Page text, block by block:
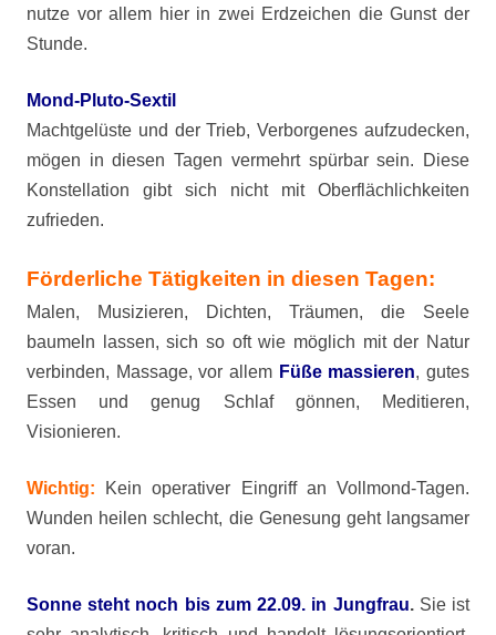
nutze vor allem hier in zwei Erdzeichen die Gunst der
Stunde.
Mond-Pluto-Sextil
Machtgelüste und der Trieb, Verborgenes aufzudecken,
mögen in diesen Tagen vermehrt spürbar sein. Diese
Konstellation gibt sich nicht mit Oberflächlichkeiten
zufrieden.
Förderliche Tätigkeiten in diesen Tagen:
Malen, Musizieren, Dichten, Träumen, die Seele
baumeln lassen, sich so oft wie möglich mit der Natur
verbinden, Massage, vor allem Füße massieren, gutes
Essen und genug Schlaf gönnen, Meditieren,
Visionieren.
Wichtig: Kein operativer Eingriff an Vollmond-Tagen.
Wunden heilen schlecht, die Genesung geht langsamer
voran.
Sonne steht noch bis zum 22.09. in Jungfrau.Sie ist